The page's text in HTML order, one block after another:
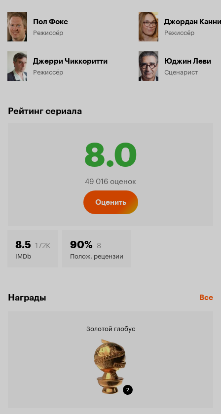
Пол Фокс
Режиссёр
Джерри Чиккоритти
Режиссёр
Джордан
Режиссёр
Юджин Леви
Сценарист
Рейтинг сериала
8.0
Рейтинг
8.0
49 016 оценок
Оценить
8.5 172K
IMDb
90% 8
Полож. рецензии
Награды Все
Золотой глобус
2